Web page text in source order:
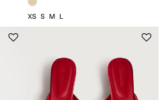
XS S M L